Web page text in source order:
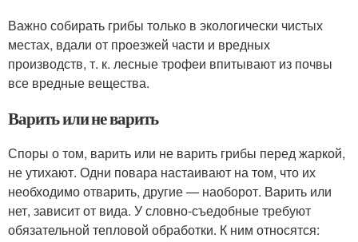
Важно собирать грибы только в экологически чистых
местах, вдали от проезжей части и вредных
производств, т. к. лесные трофеи впитывают из почвы
все вредные вещества.
Варить или не варить
Споры о том, варить или не варить грибы перед жаркой,
не утихают. Одни повара настаивают на том, что их
необходимо отварить, другие — наоборот. Варить или
нет, зависит от вида. У словно-съедобные требуют
обязательной тепловой обработки. К ним относятся: